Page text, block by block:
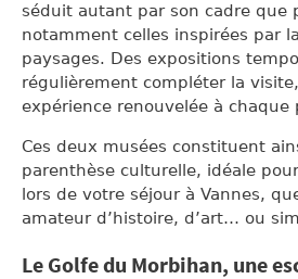
séduit autant par son cadre que
notamment celles inspirées par
paysages. Des expositions
régulièrement compléter la
expérience renouvelée à chaque
Ces deux musées constituent
parenthèse culturelle, idéale
lors de votre séjour à Vannes,
amateur d’histoire, d’art… ou
Le Golfe du Morbihan, une